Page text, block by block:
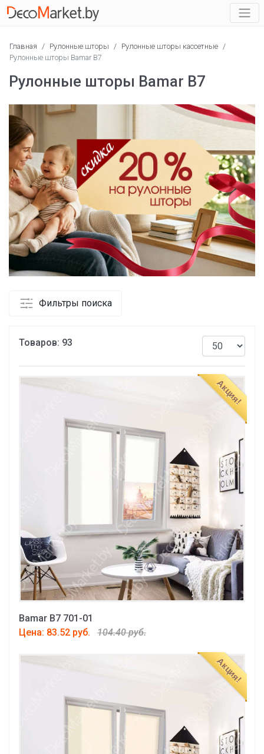
Главная / Рулонные шторы / Рулонные шторы кассетные /
Рулонные шторы Bamar B7
Рулонные шторы Bamar B7
Фильтры поиска
Товаров: 93
Акция!
Bamar B7 701-01
Цена: 83.52 руб.
104.40 руб.
Акция!